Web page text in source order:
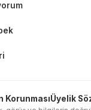
KorunmasıÜyelik